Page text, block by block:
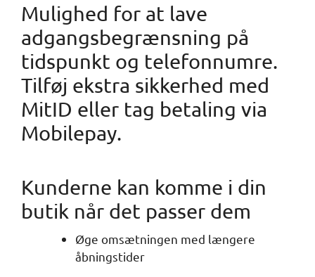
Mulighed for at lave
adgangsbegrænsning på
tidspunkt og telefonnumre.
Tilføj ekstra sikkerhed med
MitID eller tag betaling via
Mobilepay.
Kunderne kan komme i din
butik når det passer dem
Øge omsætningen med længere
åbningstider